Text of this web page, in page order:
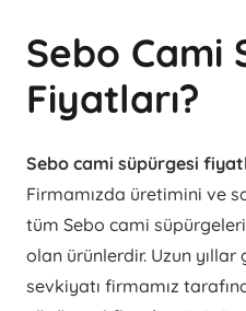
Sebo Cami
Fiyatları?
Sebo cami süpürgesi
Firmamızda üretimini ve
tüm Sebo cami
olan ürünlerdir. Uzun
sevkiyatı firmamız